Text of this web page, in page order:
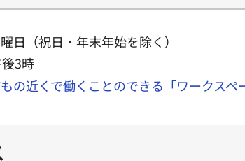
日（祝日・年末年始を除く）
3時
もの近くで働くことのできる「ワークス